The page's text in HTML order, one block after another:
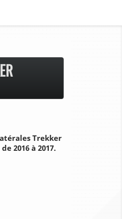
Trekker
2016 à 2017.